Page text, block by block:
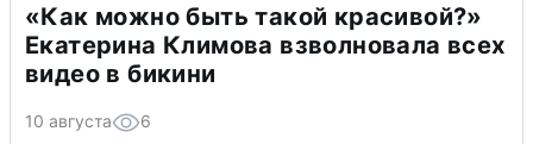
«Как можно быть такой красивой?»
Екатерина Климова взволновала всех
видео в бикини
10 августа 6